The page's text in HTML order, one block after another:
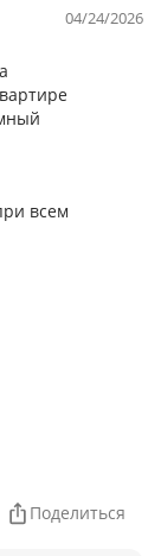
04/24/2026
всем
Поделиться